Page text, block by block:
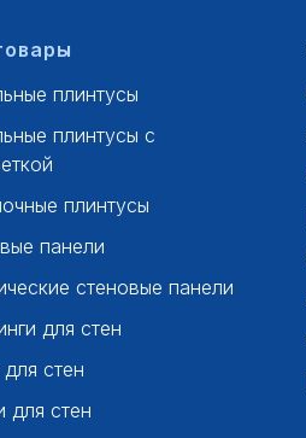
плинтусы
плинтусы с
плинтусы
панели
стеновые панели
для стен
стен
для стен